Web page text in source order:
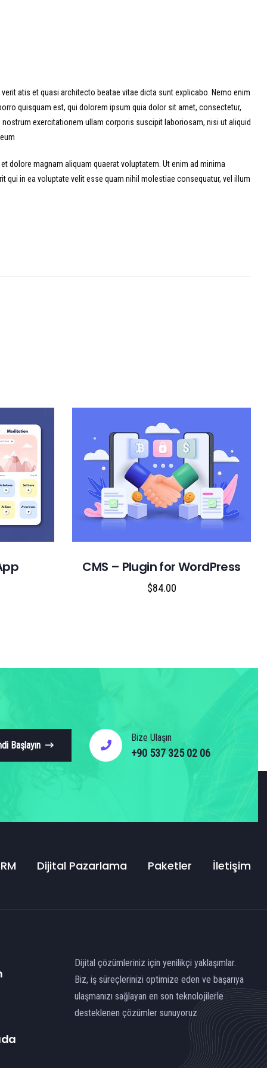
atis et quasi architecto beatae vitae dicta sunt explicabo. Nemo enim
quisquam est, qui dolorem ipsum quia dolor sit amet, consectetur,
exercitationem ullam corporis suscipit laboriosam, nisi ut aliquid
dolore magnam aliquam quaerat voluptatem. Ut enim ad minima
in ea voluptate velit esse quam nihil molestiae consequatur, vel illum
CMS – Plugin for WordPress
$84.00
Başlayın
Bize Ulaşın
+90 537 325 02 06
Dijital Pazarlama Paketler İletişim
Dijital çözümleriniz için yenilikçi yaklaşımlar.
Biz, iş süreçlerinizi optimize eden ve başarıya
ulaşmanızı sağlayan en son teknolojilerle
desteklenen çözümler sunuyoruz